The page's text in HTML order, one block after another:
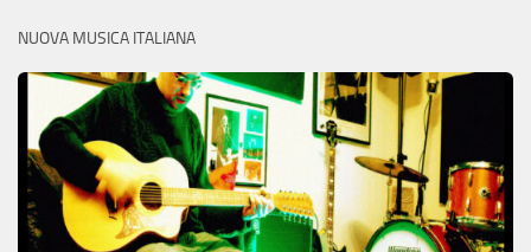
NUOVA MUSICA ITALIANA